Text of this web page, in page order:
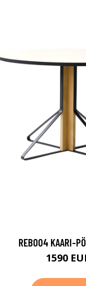
REB004 KAARI-
1590